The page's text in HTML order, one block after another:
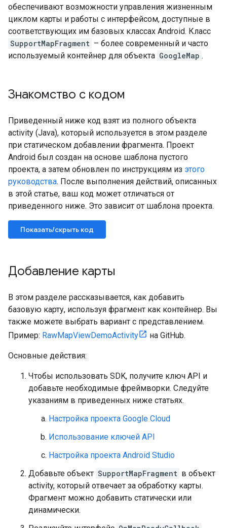
обеспечивают возможности управления жизненным
циклом карты и работы с интерфейсом, доступные в
соответствующих им базовых классах Android. Класс
SupportMapFragment – более современный и часто
используемый контейнер для объекта GoogleMap .
Знакомство с кодом
Приведенный ниже код взят из полного объекта
activity (Java), который используется в этом разделе
при статическом добавлении фрагмента. Проект
Android был создан на основе шаблона пустого
проекта, а затем обновлен по инструкциям из этого
руководства. После выполнения действий, описанных
в этой статье, ваш код может отличаться от
приведенного ниже. Это зависит от шаблона проекта.
Показать/скрыть код
Добавление карты
В этом разделе рассказывается, как добавить
базовую карту, используя фрагмент как контейнер. Вы
также можете выбрать вариант с представлением.
Пример: RawMapViewDemoActivity на GitHub.
Основные действия:
Чтобы использовать SDK, получите ключ API и
добавьте необходимые фреймворки. Следуйте
указаниям в приведенных ниже статьях.
Настройка проекта Google Cloud
Использование ключей API
Настройка проекта Android Studio
Добавьте объект SupportMapFragment в объект
activity, который отвечает за обработку карты.
Фрагмент можно добавить статически или
динамически.